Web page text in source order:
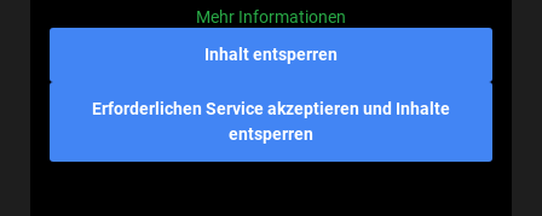
Mehr Informationen
Inhalt entsperren
Erforderlichen Service akzeptieren und Inhalte
entsperren